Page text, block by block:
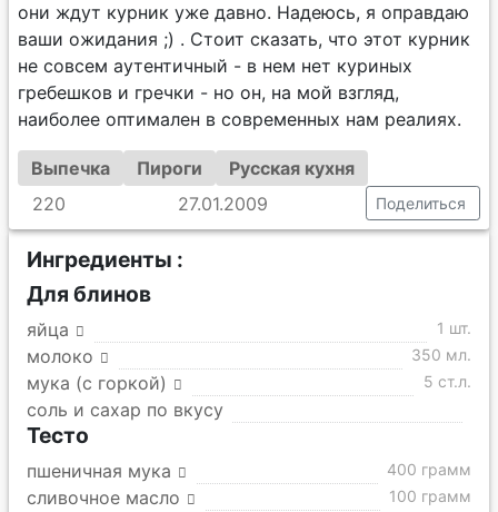
они ждут курник уже давно. Надеюсь, я оправдаю
ваши ожидания ;) . Стоит сказать, что этот курник
не совсем аутентичный - в нем нет куриных
гребешков и гречки - но он, на мой взгляд,
наиболее оптимален в современных нам реалиях.
Выпечка Пироги
Русская кухня
220
27.01.2009 Поделиться
Ингредиенты :
Для блинов
яйца 1 шт.
молоко 350 мл.
мука (с горкой) 5 ст.л.
соль и сахар по вкусу
Тесто
пшеничная мука 400 грамм
сливочное масло 100 грамм